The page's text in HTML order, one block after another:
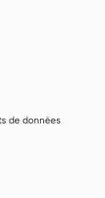
de données